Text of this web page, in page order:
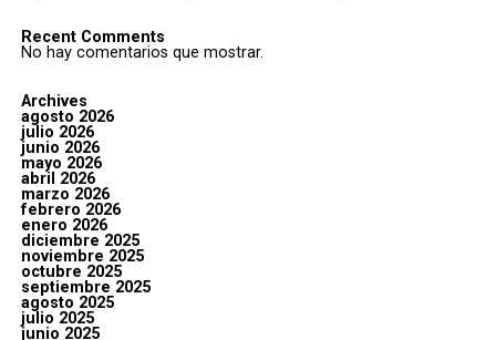
Recent Comments
No hay comentarios que mostrar.
Archives
agosto 2026
julio 2026
junio 2026
mayo 2026
abril 2026
marzo 2026
febrero 2026
enero 2026
diciembre 2025
noviembre 2025
octubre 2025
septiembre 2025
agosto 2025
julio 2025
junio 2025